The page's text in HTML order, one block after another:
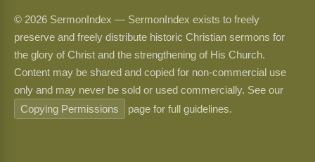
© 2026 SermonIndex — SermonIndex exists to freely
preserve and freely distribute historic Christian sermons for
the glory of Christ and the strengthening of His Church.
Content may be shared and copied for non-commercial use
only and may never be sold or used commercially. See our
Copying Permissions
page for full guidelines.